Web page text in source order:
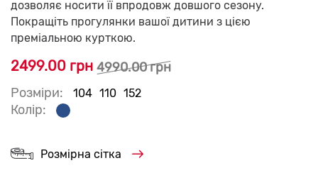
дозволяє носити її впродовж довшого сезону.
Покращіть прогулянки вашої дитини з цією
преміальною курткою.
2499.00 грн 4990.00 грн
Розміри:
104 110 152
Колір:
Розмірна сітка